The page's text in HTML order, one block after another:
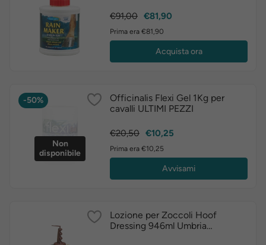
Prezzo
€91,00 Prezzo
€81,90
Prima era €81,90
Acquista ora
-50%
Non
disponibile
Officinalis Flexi Gel 1Kg per
cavalli ULTIMI PEZZI
Prezzo
€20,50 Prezzo
€10,25
Prima era €10,25
Avvisami
Lozione per Zoccoli Hoof
Dressing 946ml Umbria